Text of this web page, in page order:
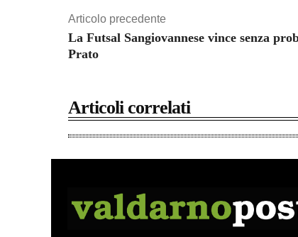
Articolo precedente
La Futsal Sangiovannese vince senza
Prato
Articoli correlati